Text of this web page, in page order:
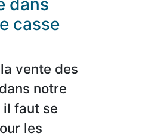
dans
casse
vente des
notre
il faut se
les